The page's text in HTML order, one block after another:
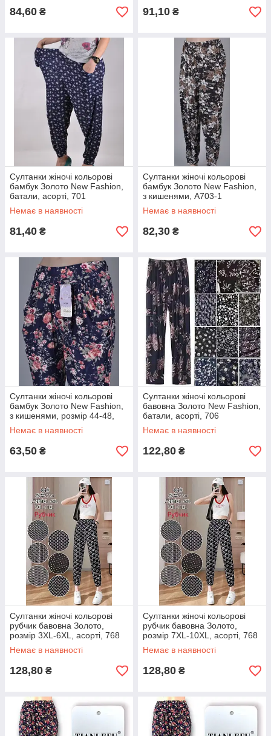
84,60 ₴ 91,10 ₴
Султанки жіночі кольорові
бамбук Золото New Fashion,
батали, асорті, 701
Немає в наявності
81,40 ₴
Султанки жіночі кольорові
бамбук Золото New Fashion,
з кишенями, А703-1
Немає в наявності
82,30 ₴
Султанки жіночі кольорові
бамбук Золото New Fashion,
з кишенями, розмір 44-48,
А704
Немає в наявності
63,50 ₴
Cултанки жіночі кольорові
бавовна Золото New Fashion,
батали, асорті, 706
Немає в наявності
122,80 ₴
Cултанки жіночі кольорові
рубчик бавовна Золото,
розмір 3XL-6XL, асорті, 768
Немає в наявності
128,80 ₴
Cултанки жіночі кольорові
рубчик бавовна Золото,
розмір 7XL-10XL, асорті, 768
Немає в наявності
128,80 ₴